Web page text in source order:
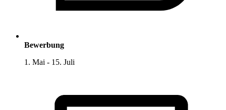
Bewerbung
1. Mai - 15. Juli